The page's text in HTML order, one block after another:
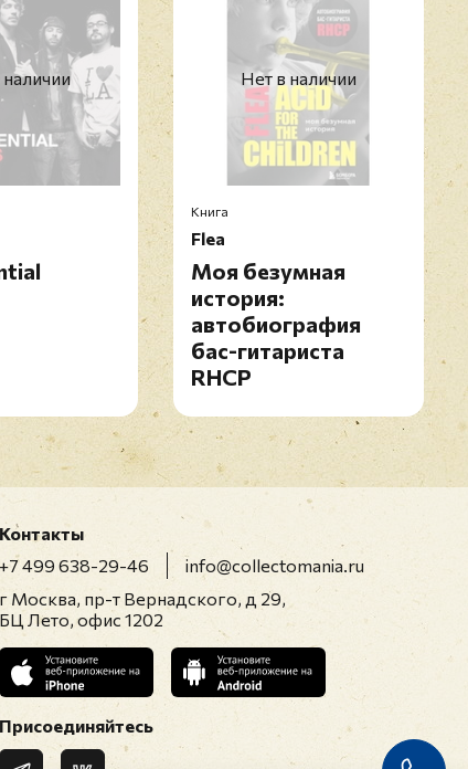
Нет в наличии
Книга
Flea
Моя безумная
история:
автобиография
бас-гитариста
RHCP
Контакты
+7 499 638-29-46
info@collectomania.ru
г Москва, пр-т Вернадского, д 29,
БЦ Лето, офис 1202
Присоединяйтесь